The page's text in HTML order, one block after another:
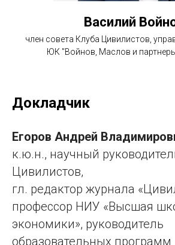
Василий
член совета Клуба Цивилистов,
ЮК "Войнов, Маслов и
Докладчик
Егоров Андрей
к.ю.н., научный
Цивилистов,
гл. редактор журнала
профессор НИУ «Высшая
экономики», руководитель
образовательных программ